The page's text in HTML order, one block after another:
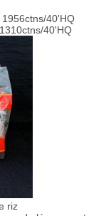
40'HQ
40'HQ
riz